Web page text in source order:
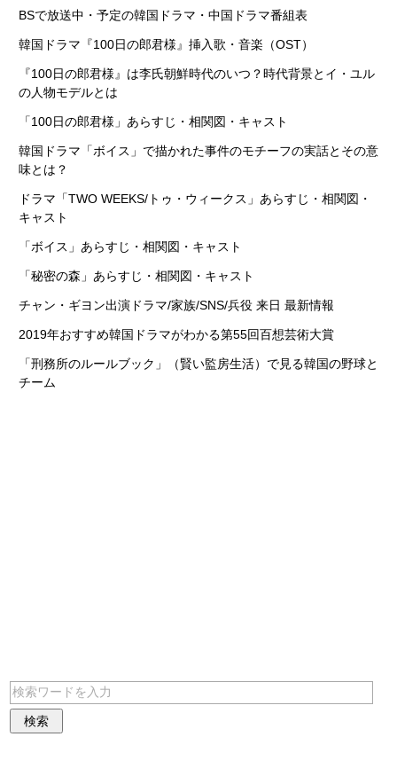
BSで放送中・予定の韓国ドラマ・中国ドラマ番組表
韓国ドラマ『100日の郎君様』挿入歌・音楽（OST）
『100日の郎君様』は李氏朝鮮時代のいつ？時代背景とイ・ユル
の人物モデルとは
「100日の郎君様」あらすじ・相関図・キャスト
韓国ドラマ「ボイス」で描かれた事件のモチーフの実話とその意
味とは？
ドラマ「TWO WEEKS/トゥ・ウィークス」あらすじ・相関図・
キャスト
「ボイス」あらすじ・相関図・キャスト
「秘密の森」あらすじ・相関図・キャスト
チャン・ギヨン出演ドラマ/家族/SNS/兵役 来日 最新情報
2019年おすすめ韓国ドラマがわかる第55回百想芸術大賞
「刑務所のルールブック」（賢い監房生活）で見る韓国の野球と
チーム